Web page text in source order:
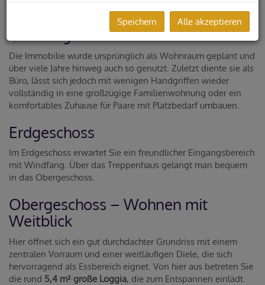
Vielseitig nutzbare Wohnfläche
Die Immobilie wurde ursprünglich als Wohnraum geplant und
über viele Jahre hinweg auch so genutzt. Zuletzt diente sie als
Büro, lässt sich jedoch mit wenigen Handgriffen wieder
vollständig in eine großzügige Familienwohnung oder ein
komfortables Zuhause für Paare mit Platzbedarf umbauen.
Erdgeschoss
Im Erdgeschoss erwartet Sie ein freundlicher Eingangsbereich
mit Windfang. Über das Treppenhaus gelangt man bequem
in das Obergeschoss.
Obergeschoss – Wohnen mit
Weitblick
Hier öffnet sich ein gut durchdachter Grundriss mit einem
zentralen Vorraum und einer weitläufigen Diele, die sich
hervorragend als Essbereich eignet. Von hier aus betreten Sie
die rund 5,4 m² große Loggia, die zum Entspannen einlädt.
Speichern Alle akzeptieren